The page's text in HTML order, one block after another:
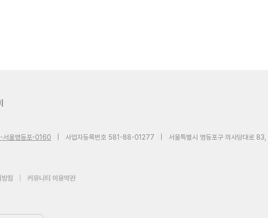
울영등포-0160 사업자등록번호 581-88-01277
서울특별시 영등포구 의사당대로
침 커뮤니티 이용약관